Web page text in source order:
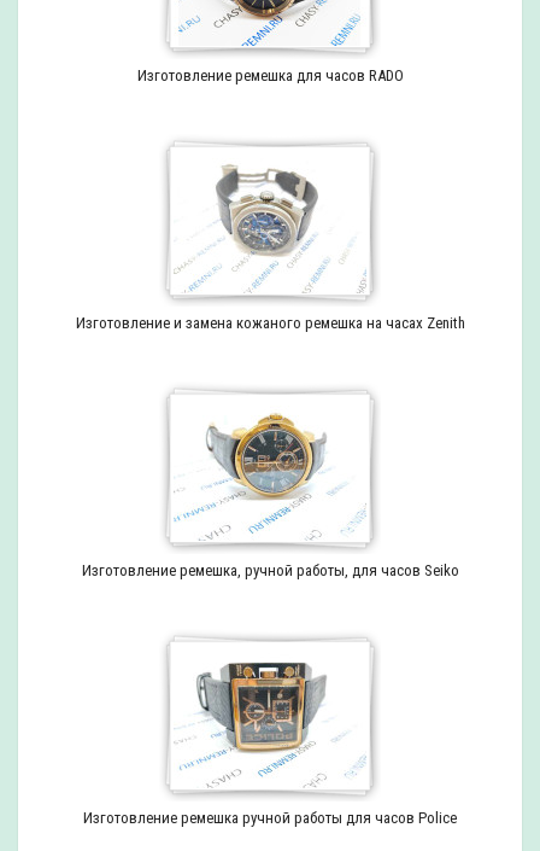
Изготовление ремешка для часов RADO
Изготовление и замена кожаного ремешка на часах Zenith
Изготовление ремешка, ручной работы, для часов Seiko
Изготовление ремешка ручной работы для часов Police